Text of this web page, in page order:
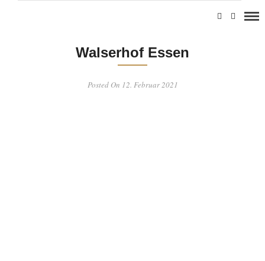
Walserhof Essen
Posted On 12. Februar 2021